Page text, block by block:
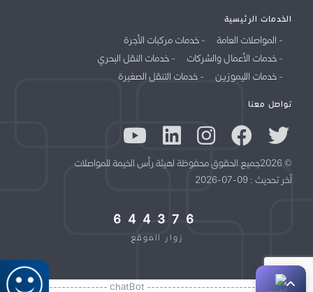
الخدمات الرئيسية
المواصلات العامة
خدمات مركبات الأجرة
خدمات الأعمال والشركات
خدمات النقل البحري
خدمات الليموزين
خدمات التنقل الصغيرة
تواصل معنا
© 2026جميع الحقوق محفوظة لهيئة رأس الخيمة للمواصلات
آخر تحديث : 09-07-2026
644376
زوار الموقع
//------------------------------------- chatBot -------------------------